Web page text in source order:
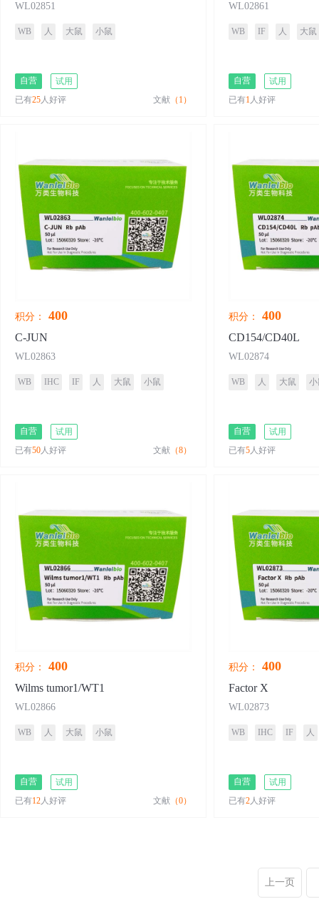
WL02851
WB 人 大鼠 小鼠
自营
试用
已有25人好评 文献 （1）
WL02861
WB IF 人 大鼠
自营
试用
已有1人好评
积分： 400
C-JUN
WL02863
WB IHC IF 人 大鼠 小鼠
自营
试用
已有50人好评 文献 （8）
积分： 400
CD154/CD40L
WL02874
WB 人 大鼠
自营
试用
已有5人好评
积分： 400
Wilms tumor1/WT1
WL02866
WB 人 大鼠 小鼠
自营
试用
已有12人好评 文献 （0）
积分： 400
Factor X
WL02873
WB IHC IF 人
自营
试用
已有2人好评
上一页